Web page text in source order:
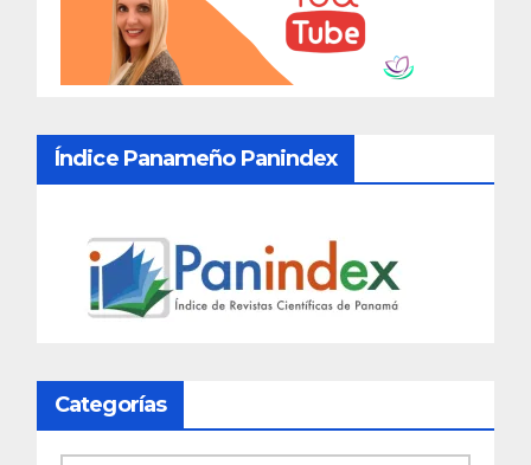
Índice Panameño Panindex
Categorías